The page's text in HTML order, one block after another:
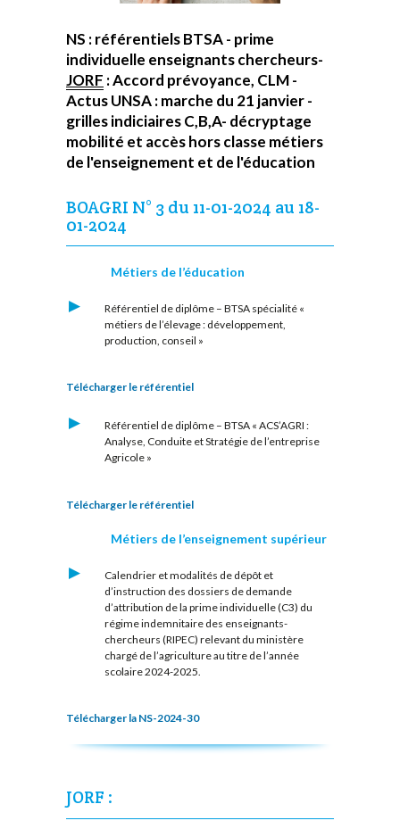
NS : référentiels BTSA - prime
individuelle enseignants chercheurs-
JORF : Accord prévoyance, CLM -
Actus UNSA : marche du 21 janvier -
grilles indiciaires C,B,A- décryptage
mobilité et accès hors classe métiers
de l'enseignement et de l'éducation
BOAGRI N° 3 du 11-01-2024 au 18-
01-2024
Métiers de l’éducation
Référentiel de diplôme – BTSA spécialité «
métiers de l’élevage : développement,
production, conseil »
Télécharger le référentiel
Référentiel de diplôme – BTSA « ACS’AGRI :
Analyse, Conduite et Stratégie de l’entreprise
Agricole »
Télécharger le référentiel
Métiers de l’enseignement supérieur
Calendrier et modalités de dépôt et
d’instruction des dossiers de demande
d’attribution de la prime individuelle (C3) du
régime indemnitaire des enseignants-
chercheurs (RIPEC) relevant du ministère
chargé de l’agriculture au titre de l’année
scolaire 2024-2025.
Télécharger la NS-2024-30
JORF :